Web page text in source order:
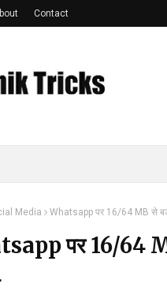
Contact
Media Whatsapp पर 16/64 MB से
पर 16/64